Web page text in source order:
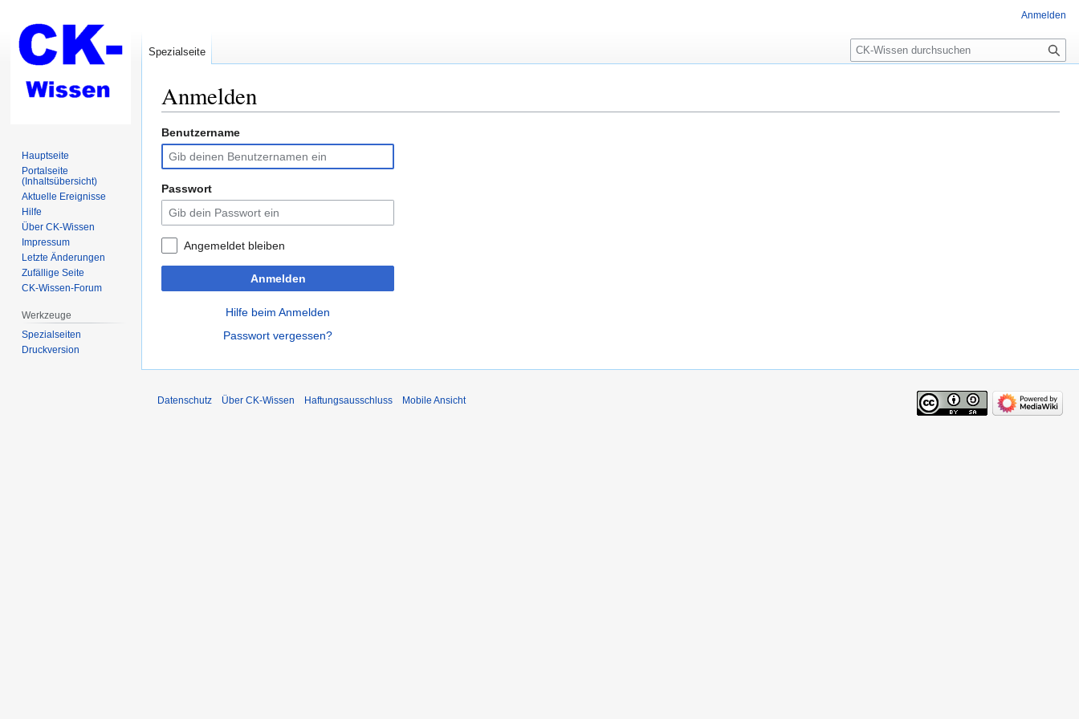
Anmelden
Zur
Navigation
springen
Zur
Suche
springen
Benutzername
Passwort
Angemeldet bleiben
Anmelden
Hilfe beim Anmelden
Passwort vergessen?
Anmelden
Spezialseite
Suche
Hauptseite
Portalseite
(Inhaltsübersicht)
Aktuelle Ereignisse
Hilfe
Über CK-Wissen
Impressum
Letzte Änderungen
Zufällige Seite
CK-Wissen-Forum
Werkzeuge
Spezialseiten
Druckversion
Datenschutz Über CK-Wissen Haftungsausschluss Mobile Ansicht